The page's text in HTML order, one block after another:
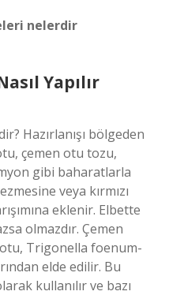
nelerdir
Yapılır
Hazırlanışı bölgeden
çemen otu tozu,
gibi baharatlarla
veya kırmızı
eklenir. Elbette
olmazdır. Çemen
Trigonella foenum-
elde edilir. Bu
kullanılır ve bazı